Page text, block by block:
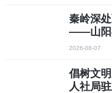
秦岭深
——山阳
您共品自
2026-08-07
倡树文
人社局